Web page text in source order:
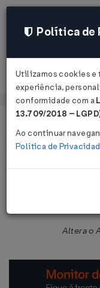
Altera o
Política de
Utilizamos cookies e
experiência,
conformidade com a
13.709/2018 –
Ao continuar
Política de